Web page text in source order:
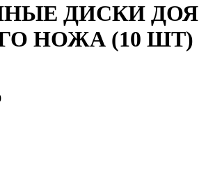
ДИСКИ ДОЯ
НОЖА (10 ШТ)